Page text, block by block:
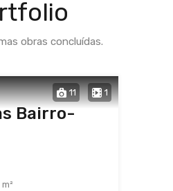
obras concluídas.
11 1
Bairro-
m²